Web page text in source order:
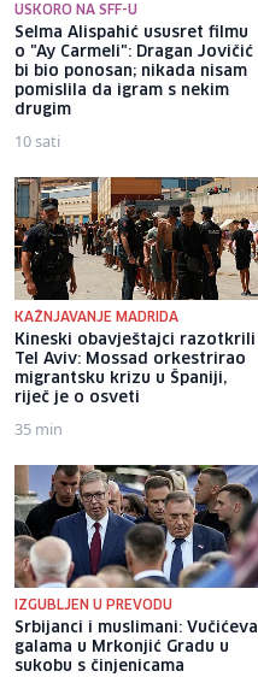
USKORO NA SFF-U
Selma Alispahić ususret filmu
o "Ay Carmeli": Dragan Jovičić
bi bio ponosan; nikada nisam
pomislila da igram s nekim
drugim
10 sati
KAŽNJAVANJE MADRIDA
Kineski obavještajci razotkrili
Tel Aviv: Mossad orkestrirao
migrantsku krizu u Španiji,
riječ je o osveti
35 min
IZGUBLJEN U PREVODU
Srbijanci i muslimani: Vučićeva
galama u Mrkonjić Gradu u
sukobu s činjenicama